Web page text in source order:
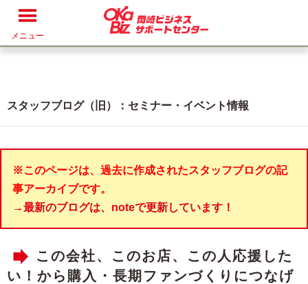
メニュー
スタッフブログ（旧）：セミナー・イベント情報
※このページは、過去に作成されたスタッフブログの記
事アーカイブです。
→最新のブログは、noteで更新しています！
この会社、このお店、この人応援した
い！から購入・長期ファンづくりにつなげ